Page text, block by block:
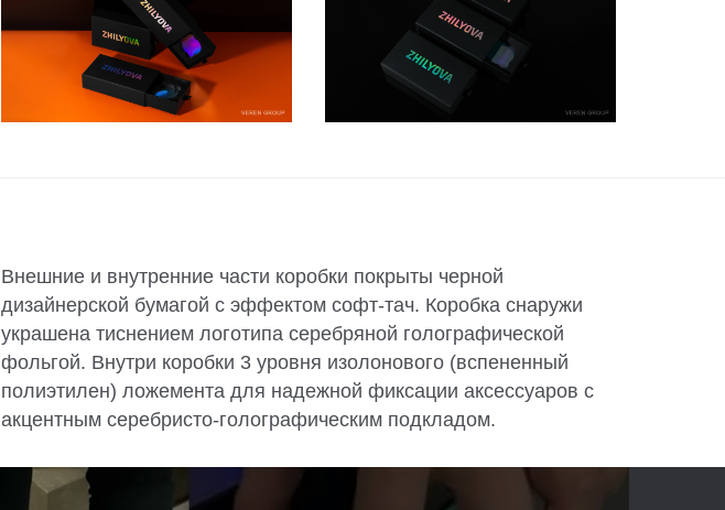
Внешние и внутренние части коробки покрыты черной
дизайнерской бумагой с эффектом софт-тач. Коробка снаружи
украшена тиснением логотипа серебряной голографической
фольгой. Внутри коробки 3 уровня изолонового (вспененный
полиэтилен) ложемента для надежной фиксации аксессуаров с
акцентным серебристо-голографическим подкладом.